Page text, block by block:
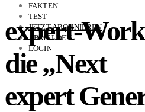
FAKTEN
TEST
JETZT ABONNIEREN
ABMELDEN
LOGIN
expert-
die „Next
expert